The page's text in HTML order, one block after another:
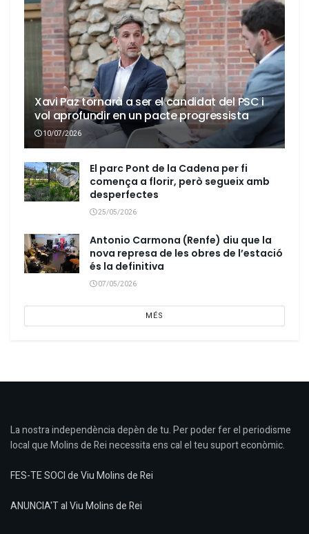
Xavi Paz tornarà a ser el candidat del PSC i
vol aprofundir en un pacte progressista
10/07/2026
El parc Pont de la Cadena per fi
comença a florir, però segueix amb
desperfectes
25/05/2026
Antonio Carmona (Renfe) diu que la
nova represa de les obres de l’estació
és la definitiva
07/05/2026
MÉS
La nostra independència depèn de tu. Per poder fer el periodisme
local que Molins de Rei necessita ens cal el teu suport econòmic.
FES-TE SOCI de Viu Molins de Rei
ANUNCIA'T al Viu Molins de Rei